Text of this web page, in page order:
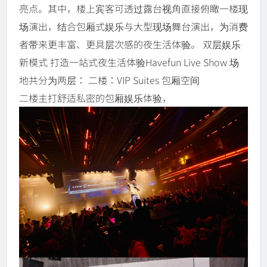
亮点。其中，楼上宾客可透过露台视角直接俯瞰一楼现
场演出，结合包厢式娱乐与大型现场舞台演出，为消费
者带来更丰富、更具层次感的夜生活体验。 双层娱乐
新模式 打造一站式夜生活体验Havefun Live Show 场
地共分为两层： 二楼：VIP Suites 包厢空间
二楼主打舒适私密的包厢娱乐体验，